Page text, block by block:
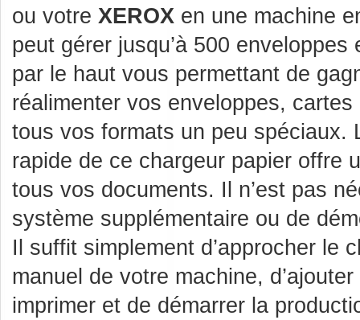
ou votre XEROX en une machine
peut gérer jusqu’à 500
par le haut vous permettant de
réalimenter vos enveloppes,
tous vos formats un peu spéciaux.
rapide de ce chargeur papier offre
tous vos documents. Il n’est pas
système supplémentaire ou de
Il suffit simplement d’approcher le
manuel de votre machine,
imprimer et de démarrer la